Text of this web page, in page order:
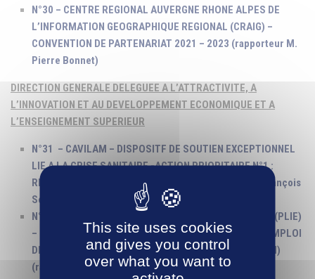
N°30 – CENTRE REGIONAL AUVERGNE RHONE ALPES DE
L’INFORMATION GEOGRAPHIQUE REGIONAL (CRAIG) –
CONVENTION DE PARTENARIAT 2021 – 2023 (rapporteur M.
Pierre Bonnet)
DIRECTION GENERALE DELEGUEE A L’ATTRACTIVITE, A
L’INNOVATION ET AU DEVELOPPEMENT ECONOMIQUE ET A
L’ENSEIGNEMENT SUPERIEUR
N°31 – CAVILAM – DISPOSITF DE SOUTIEN EXCEPTIONNEL
LIE A LA CRISE SANITAIRE -ACTION PRIORITAIRE N°1 :
REMISE GRACIEUSE DE REDEVANCE (rapporteur M. François
Sennepin)
N°32 – PLAN LOCAL POUR L’INSERTION ET L’EMPLOI (PLIE)
– SUBVENTION D’INVESTISSEMENTS ASSOCIATION EMPLOI
DEVELOPPEMENT DURABLE EX (PAIN CONTRE LA FAIM)
(rapporteur Mme Annie Corne)
This site uses cookies
and gives you control
over what you want to